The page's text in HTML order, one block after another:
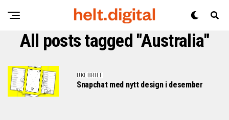
All posts tagged "Australia"
UKEBRIEF
Snapchat med nytt design i desember